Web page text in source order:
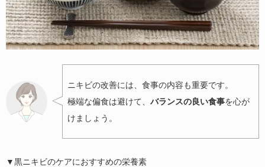
ニキビの改善には、食事の内容も重要です。
極端な偏食は避けて、 バランスの良い食事を心が
けましょう。
▼黒ニキビのケアにおすすめの栄養素